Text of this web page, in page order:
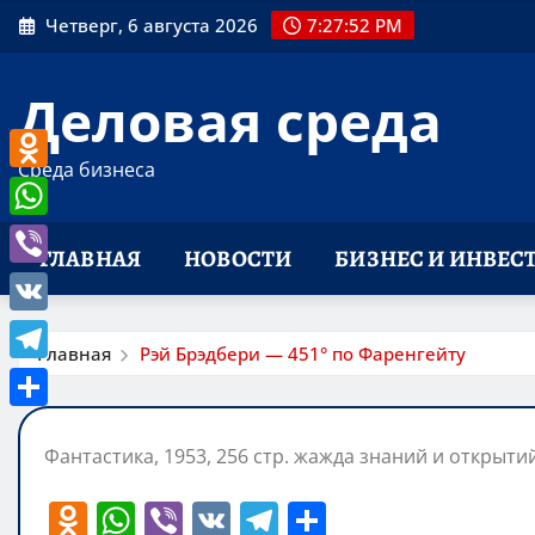
Перейти
к
Четверг, 6 августа 2026 7:27:53 PM
Деловая среда
Среда бизнеса
ГЛАВНАЯ НОВОСТИ БИЗНЕС И
Главная Рэй Брэдбери — 451° по Фаренгейту
Фантастика, 1953, 256 стр. жажда знаний и
O W Vi V T
Odnoklassniki
WhatsApp
Viber
VK
Telegram
Отправить